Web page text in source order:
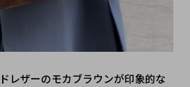
レザーのモカブラウンが印象的な